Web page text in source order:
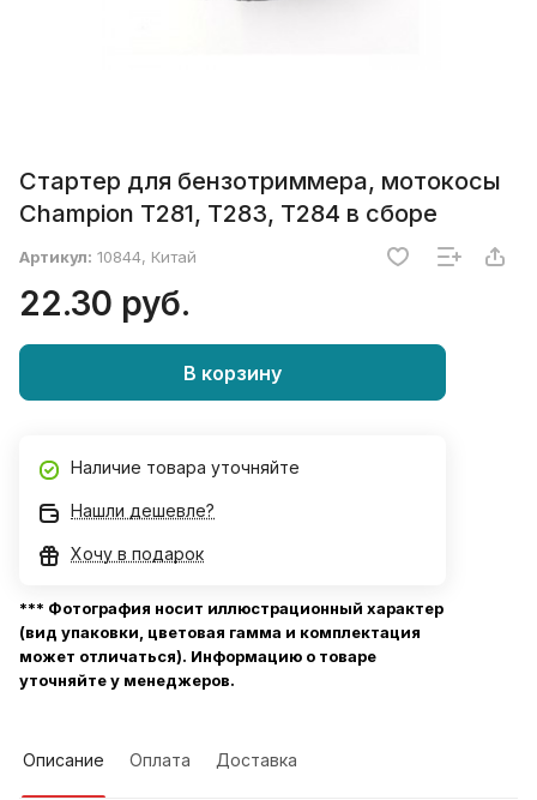
Стартер для бензотриммера, мотокосы
Champion T281, T283, T284 в сборе
Артикул: 10844, Китай
22.30 руб.
В корзину
Наличие товара уточняйте
Нашли дешевле?
Хочу в подарок
*** Фотография носит иллюстрационный характер
(вид упаковки, цветовая гамма и комплектация
может отличаться). Информацию о товаре
уточняйте у менеджеров.
Описание Оплата Доставка